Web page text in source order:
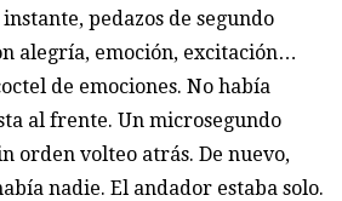
pedazos de segundo
alegría, emoción, excitación…
de emociones. No había
al frente. Un microsegundo
orden volteo atrás. De nuevo,
nadie. El andador estaba solo.